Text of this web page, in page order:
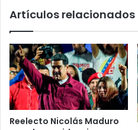
Artículos relacionados
Reelecto Nicolás Maduro